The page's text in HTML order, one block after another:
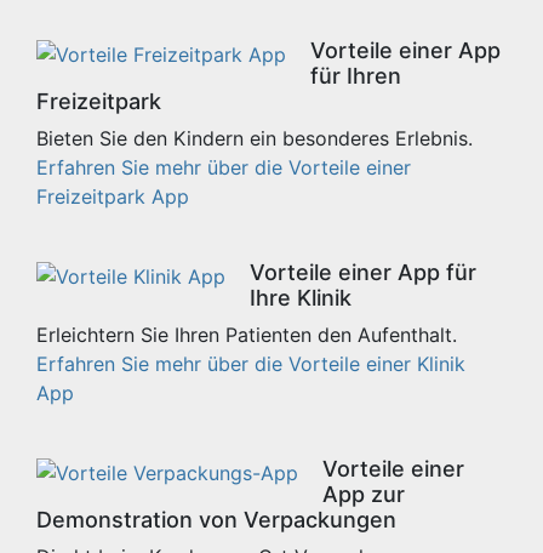
Vorteile einer App
für Ihren
Freizeitpark
Bieten Sie den Kindern ein besonderes Erlebnis.
Erfahren Sie mehr über die Vorteile einer
Freizeitpark App
Vorteile einer App für
Ihre Klinik
Erleichtern Sie Ihren Patienten den Aufenthalt.
Erfahren Sie mehr über die Vorteile einer Klinik
App
Vorteile einer
App zur
Demonstration von Verpackungen